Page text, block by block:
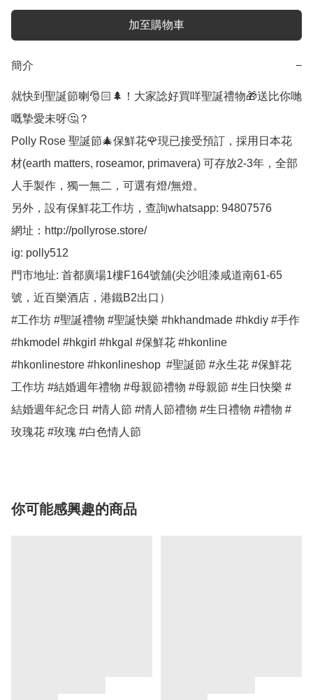
加至購物車
簡介 −
就快到聖誕節喇🎅🏻🌲！大家諗好買咩聖誕禮物🎁送比你哋
嘅摯愛未呀🤔？
Polly Rose 聖誕節🎄保鮮花🌹現已接受預訂，採用日本花
材(earth matters, roseamor, primavera) 可存放2-3年，全部
人手製作，獨一無二，可選有燈/無燈。
另外，設有保鮮花工作坊，查詢whatsapp: 94807576
網址：http://pollyrose.store/
ig: polly512
門市地址: 首都廣場1樓F164號舖(尖沙咀漆咸道南61-65
號，近百樂酒店，港鐵B2出口）
#工作坊 #聖誕禮物 #聖誕快樂 #hkhandmade #hkdiy #手作
#hkmodel #hkgirl #hkgal #保鮮花 #hkonline
#hkonlinestore #hkonlineshop  #聖誕節 #永生花 #保鮮花
工作坊 #結婚週年禮物 #母親節禮物 #母親節 #生日快樂 #
結婚週年紀念日 #情人節 #情人節禮物 #生日禮物 #禮物 #
玫瑰花 #玫瑰 #白色情人節
你可能感興趣的商品